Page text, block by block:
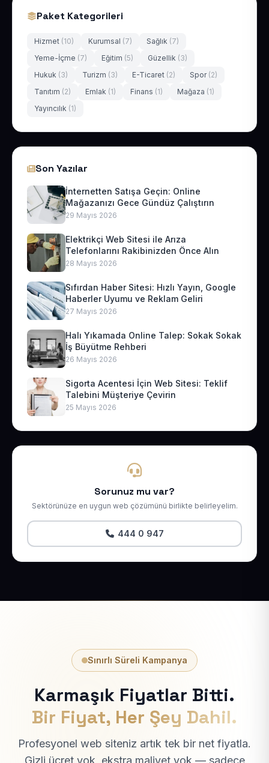
Paket Kategorileri
Hizmet (10) Kurumsal (7) Sağlık (7)
Yeme-İçme (7) Eğitim (5) Güzellik (3)
Hukuk (3) Turizm (3) E-Ticaret (2) Spor (2)
Tanıtım (2) Emlak (1) Finans (1) Mağaza (1)
Yayıncılık (1)
Son Yazılar
İnternetten Satışa Geçin: Online
Mağazanızı Gece Gündüz Çalıştırın
29 Mayıs 2026
Elektrikçi Web Sitesi ile Arıza
Telefonlarını Rakibinizden Önce Alın
28 Mayıs 2026
Sıfırdan Haber Sitesi: Hızlı Yayın, Google
Haberler Uyumu ve Reklam Geliri
27 Mayıs 2026
Halı Yıkamada Online Talep: Sokak Sokak
İş Büyütme Rehberi
26 Mayıs 2026
Sigorta Acentesi İçin Web Sitesi: Teklif
Talebini Müşteriye Çevirin
25 Mayıs 2026
Sorunuz mu var?
Sektörünüze en uygun web çözümünü birlikte belirleyelim.
444 0 947
Sınırlı Süreli Kampanya
Karmaşık Fiyatlar Bitti.
Bir Fiyat, Her Şey Dahil.
Profesyonel web siteniz artık tek bir net fiyatla.
Gizli ücret yok, ekstra maliyet yok — sadece